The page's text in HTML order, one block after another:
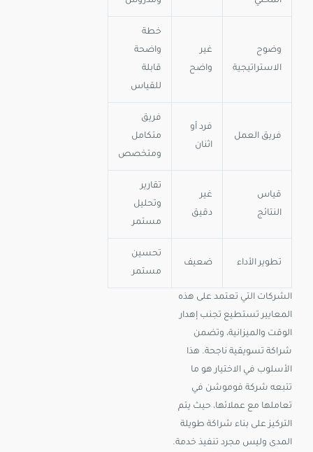
وضوح
الاستراتيجية
غير
واضح
خطة
واضحة
قابلة
للقياس
فريق العمل
فرد أو
اثنان
فريق
متكامل
ومتخصص
قياس
النتائج
غير
دقيق
تقارير
وتحليل
مستمر
تطوير الأداء ضعيف
تحسين
مستمر
الشركات التي تعتمد على هذه
المعايير تستطيع تجنب إهدار
الوقت والميزانية، وتضمن
شراكة تسويقية ناجحة. هذا
الأسلوب في الاختيار هو ما
تتبعه شركة فوموشن في
تعاملها مع عملائها، حيث يتم
التركيز على بناء شراكة طويلة
المدى وليس مجرد تنفيذ خدمة.